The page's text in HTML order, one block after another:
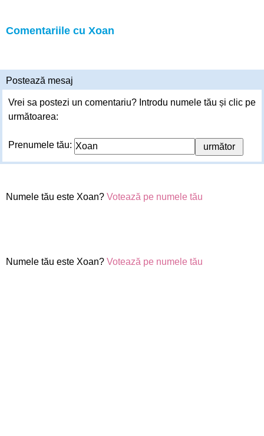
Comentariile cu Xoan
Postează mesaj
Vrei sa postezi un comentariu? Introdu numele tău și clic pe
următoarea:
Prenumele tău:
Numele tău este Xoan? Votează pe numele tău
Numele tău este Xoan? Votează pe numele tău